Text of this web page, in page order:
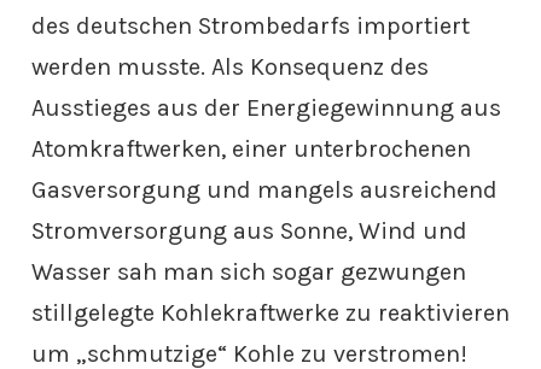
des deutschen Strombedarfs importiert
werden musste. Als Konsequenz des
Ausstieges aus der Energiegewinnung aus
Atomkraftwerken, einer unterbrochenen
Gasversorgung und mangels ausreichend
Stromversorgung aus Sonne, Wind und
Wasser sah man sich sogar gezwungen
stillgelegte Kohlekraftwerke zu reaktivieren
um „schmutzige“ Kohle zu verstromen!